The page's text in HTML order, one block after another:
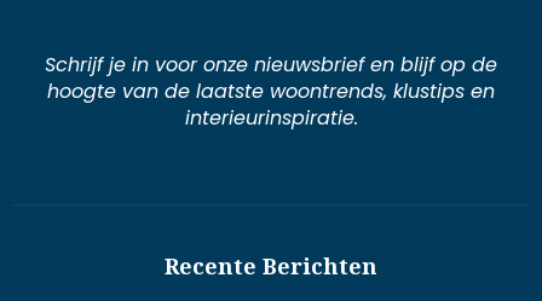
Schrijf je in voor onze nieuwsbrief en blijf op de
hoogte van de laatste woontrends, klustips en
interieurinspiratie.
Recente Berichten